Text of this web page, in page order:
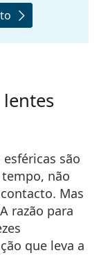
são
não
Mas
razão para
que leva a